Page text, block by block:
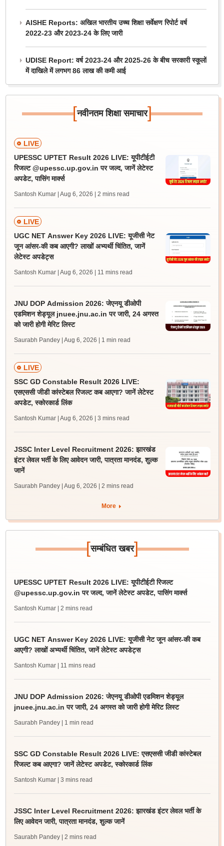
AISHE Reports: अखिल भारतीय उच्च शिक्षा सर्वेक्षण रिपोर्ट वर्ष
2022-23 और 2023-24 के लिए जारी
UDISE Report: वर्ष 2023-24 और 2025-26 के बीच सरकारी स्कूलों
में दाखिले में लगभग 86 लाख की कमी आई
[नवीनतम शिक्षा समाचार]
LIVE
UPESSC UPTET Result 2026 LIVE: यूपीटीईटी
रिजल्ट @upessc.up.gov.in पर जल्द, जानें लेटेस्ट
अपडेट, पासिंग मार्क्स
Santosh Kumar | Aug 6, 2026 | 2 mins read
LIVE
UGC NET Answer Key 2026 LIVE: यूजीसी नेट
जून आंसर-की कब आएगी? लाखों अभ्यर्थी चिंतित, जानें
लेटेस्ट अपडेट्स
Santosh Kumar | Aug 6, 2026 | 11 mins read
JNU DOP Admission 2026: जेएनयू डीओपी
एडमिशन शेड्यूल jnuee.jnu.ac.in पर जारी, 24 अगस्त
को जारी होगी मेरिट लिस्ट
Saurabh Pandey | Aug 6, 2026 | 1 min read
LIVE
SSC GD Constable Result 2026 LIVE:
एसएससी जीडी कांस्टेबल रिजल्ट कब आएगा? जानें लेटेस्ट
अपडेट, स्कोरकार्ड लिंक
Santosh Kumar | Aug 6, 2026 | 3 mins read
JSSC Inter Level Recruitment 2026: झारखंड
इंटर लेवल भर्ती के लिए आवेदन जारी, पात्रता मानदंड, शुल्क
जानें
Saurabh Pandey | Aug 6, 2026 | 2 mins read
More
[सम्बंधित खबर]
UPESSC UPTET Result 2026 LIVE: यूपीटीईटी रिजल्ट
@upessc.up.gov.in पर जल्द, जानें लेटेस्ट अपडेट, पासिंग मार्क्स
Santosh Kumar | 2 mins read
UGC NET Answer Key 2026 LIVE: यूजीसी नेट जून आंसर-की कब
आएगी? लाखों अभ्यर्थी चिंतित, जानें लेटेस्ट अपडेट्स
Santosh Kumar | 11 mins read
JNU DOP Admission 2026: जेएनयू डीओपी एडमिशन शेड्यूल
jnuee.jnu.ac.in पर जारी, 24 अगस्त को जारी होगी मेरिट लिस्ट
Saurabh Pandey | 1 min read
SSC GD Constable Result 2026 LIVE: एसएससी जीडी कांस्टेबल
रिजल्ट कब आएगा? जानें लेटेस्ट अपडेट, स्कोरकार्ड लिंक
Santosh Kumar | 3 mins read
JSSC Inter Level Recruitment 2026: झारखंड इंटर लेवल भर्ती के
लिए आवेदन जारी, पात्रता मानदंड, शुल्क जानें
Saurabh Pandey | 2 mins read